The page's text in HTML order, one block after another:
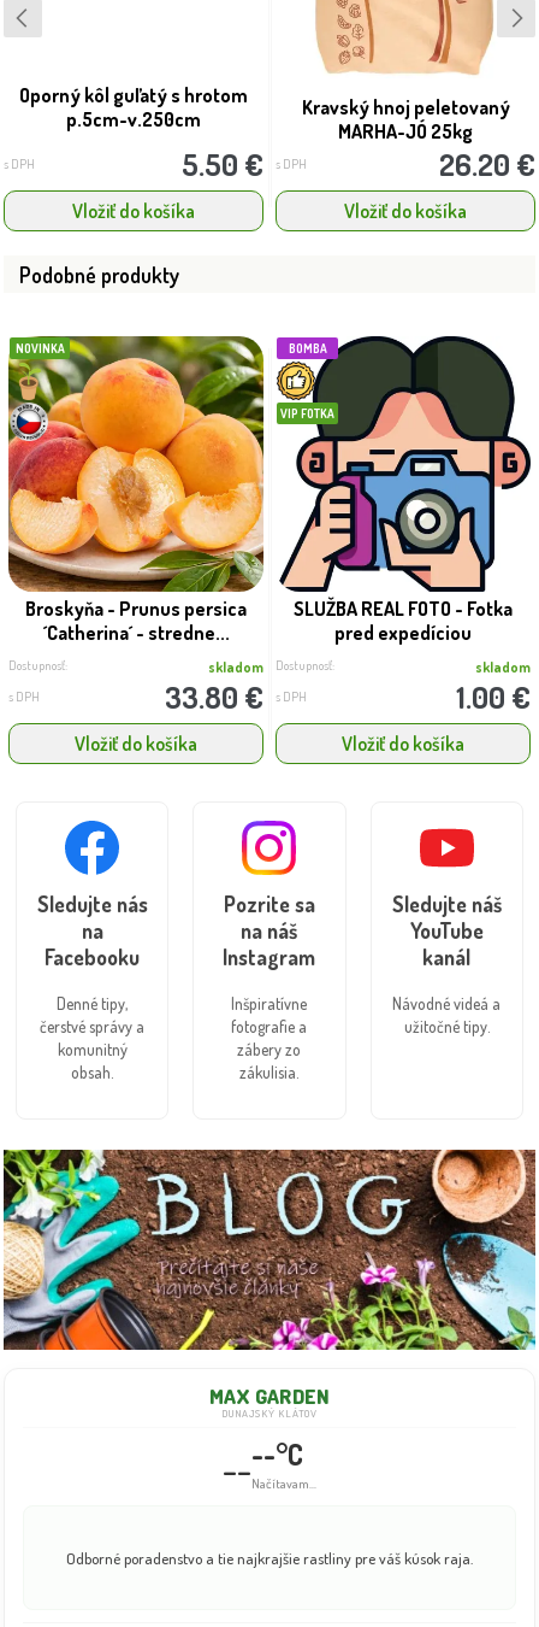
MAX GARDEN
DUNAJSKÝ KLÁTOV
----°C
Načítavam...
Odborné poradenstvo a tie najkrajšie rastliny pre váš kúsok raja.
Oporný kôl guľatý s hrotom
p.5cm-v.250cm
s DPH 5.50 €
Vložiť do košíka
Kravský hnoj peletovaný
MARHA-JÓ 25kg
s DPH 26.20 €
Vložiť do košíka
Podobné produkty
NOVINKA
Broskyňa - Prunus persica
´Catherina´ - stredne...
Dostupnosť: skladom
s DPH 33.80 €
Vložiť do košíka
BOMBA
VIP FOTKA
SLUŽBA REAL FOTO - Fotka
pred expedíciou
Dostupnosť: skladom
s DPH 1.00 €
Vložiť do košíka
Sledujte nás
na
Facebooku
Denné tipy,
čerstvé správy a
komunitný
obsah.
Pozrite sa
na náš
Instagram
Inšpiratívne
fotografie a
zábery zo
zákulisia.
Sledujte náš
YouTube
kanál
Návodné videá a
užitočné tipy.